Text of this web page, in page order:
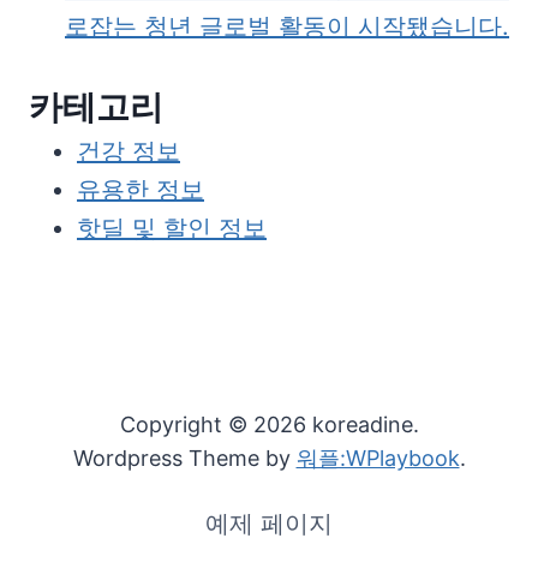
로잡는 청년 글로벌 활동이 시작됐습니다.
카테고리
건강 정보
유용한 정보
핫딜 및 할인 정보
Copyright © 2026 koreadine.
Wordpress Theme by 워플:WPlaybook.
예제 페이지